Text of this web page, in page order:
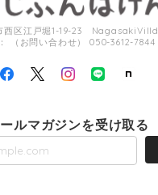
西区江戸堀1-19-23
（お問い合わせ） 050-3612-7844
ルマガジンを受け取る